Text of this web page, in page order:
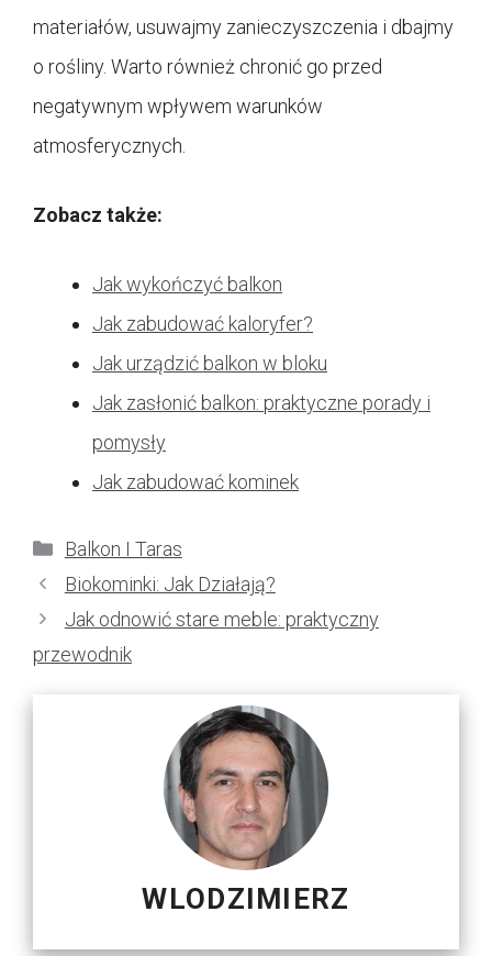
materiałów, usuwajmy zanieczyszczenia i dbajmy
o rośliny. Warto również chronić go przed
negatywnym wpływem warunków
atmosferycznych.
Zobacz także:
Jak wykończyć balkon
Jak zabudować kaloryfer?
Jak urządzić balkon w bloku
Jak zasłonić balkon: praktyczne porady i
pomysły
Jak zabudować kominek
Kategorie
Balkon I Taras
Biokominki: Jak Działają?
Jak odnowić stare meble: praktyczny
przewodnik
WLODZIMIERZ